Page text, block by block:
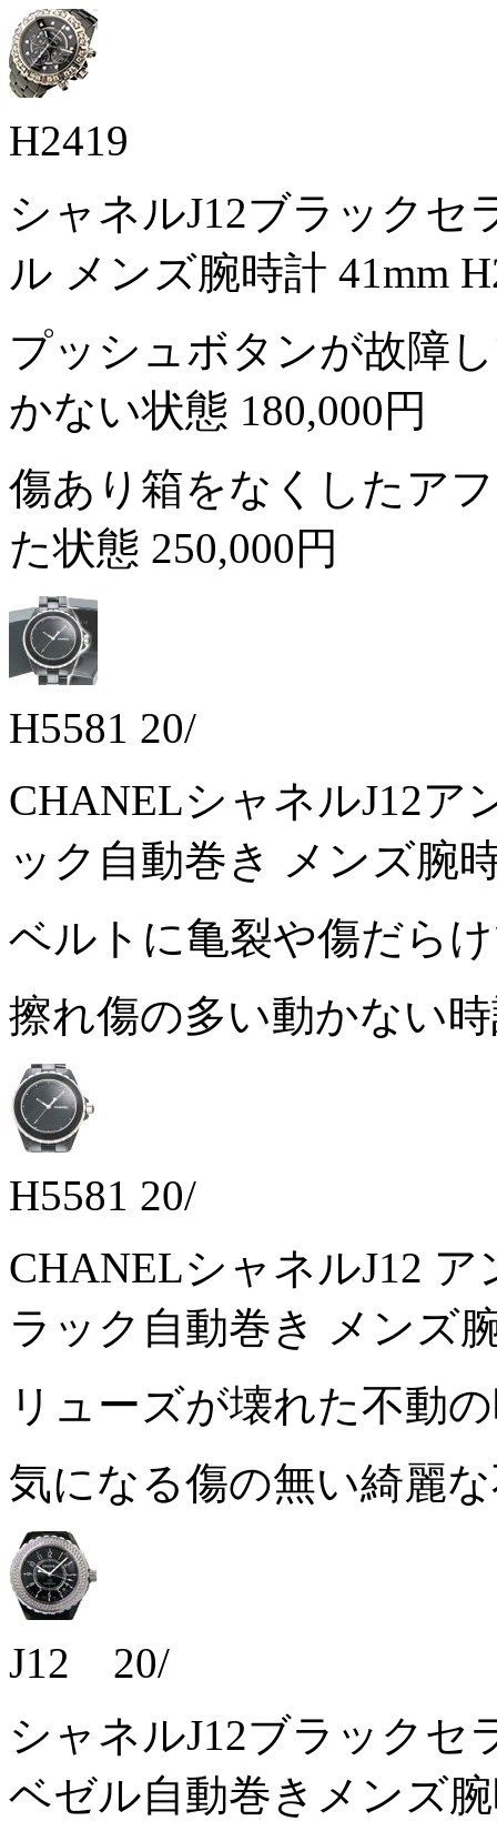
H2419
シャネルJ12ブラック
ル メンズ腕時計 41mm
プッシュボタンが故障
かない状態 180,000円
傷あり箱をなくしたア
た状態 250,000円
H5581 20/
CHANELシャネルJ12ア
ック自動巻き メンズ腕
ベルトに亀裂や傷だら
擦れ傷の多い動かない
H5581 20/
CHANELシャネルJ12 ア
ラック自動巻き メンズ
リューズが壊れた不動
気になる傷の無い綺麗
J12 20/
シャネルJ12ブラックセ
ベゼル自動巻きメンズ